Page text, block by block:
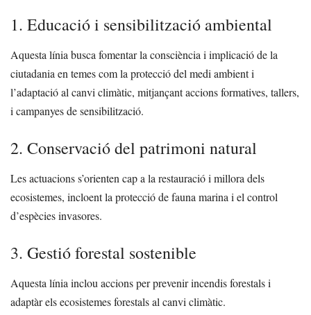
1. Educació i sensibilització ambiental
Aquesta línia busca fomentar la consciència i implicació de la
ciutadania en temes com la protecció del medi ambient i
l’adaptació al canvi climàtic, mitjançant accions formatives, tallers,
i campanyes de sensibilització.
2. Conservació del patrimoni natural
Les actuacions s’orienten cap a la restauració i millora dels
ecosistemes, incloent la protecció de fauna marina i el control
d’espècies invasores.
3. Gestió forestal sostenible
Aquesta línia inclou accions per prevenir incendis forestals i
adaptàr els ecosistemes forestals al canvi climàtic.